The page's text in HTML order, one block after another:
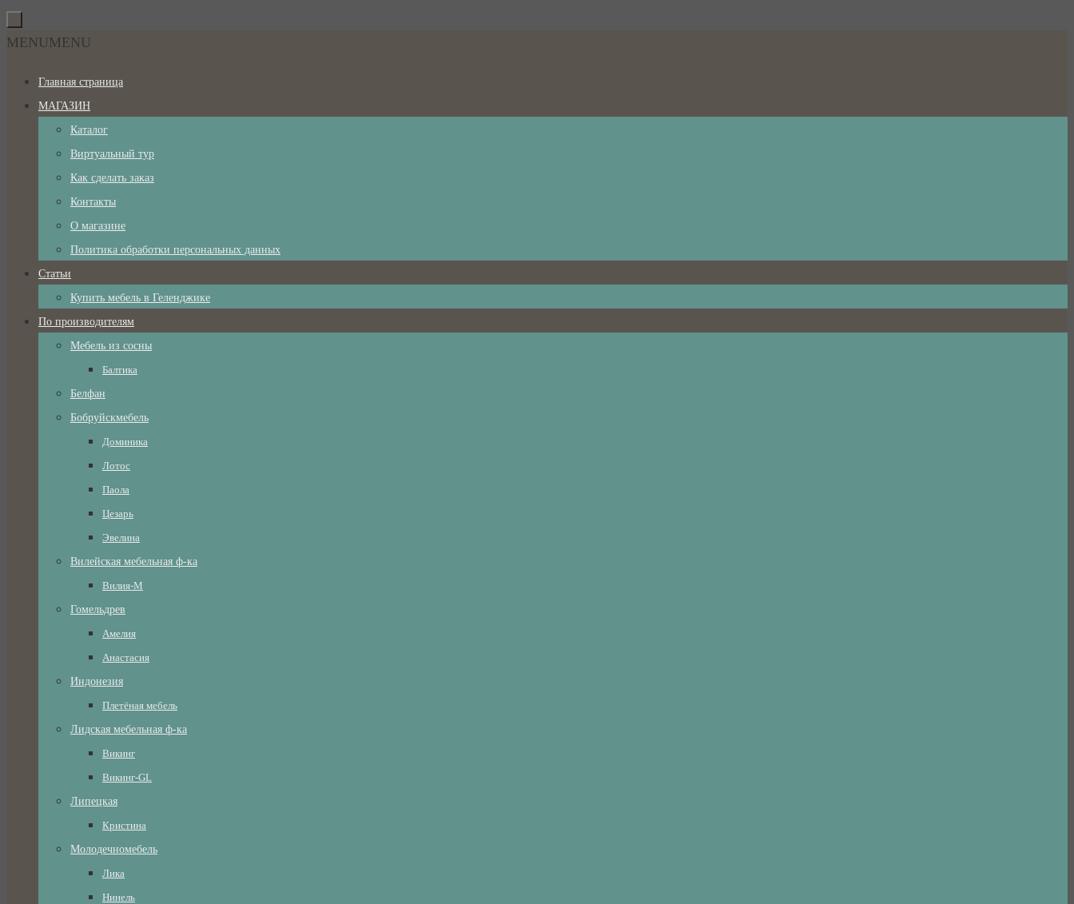
Перейти
к
Перейти
содержимому
MENUMENU
Главная страница
МАГАЗИН
Каталог
Виртуальный тур
Как сделать заказ
Контакты
О магазине
Политика обработки персональных данных
Статьи
Купить мебель в Геленджике
По производителям
Мебель из сосны
Балтика
Белфан
Бобруйскмебель
Доминика
Лотос
Паола
Цезарь
Эвелина
Вилейская мебельная ф-ка
Вилия-М
Гомельдрев
Амелия
Анастасия
Индонезия
Плетёная мебель
Лидская мебельная ф-ка
Викинг
Викинг-GL
Липецкая
Кристина
Молодечномебель
Лика
Нинель